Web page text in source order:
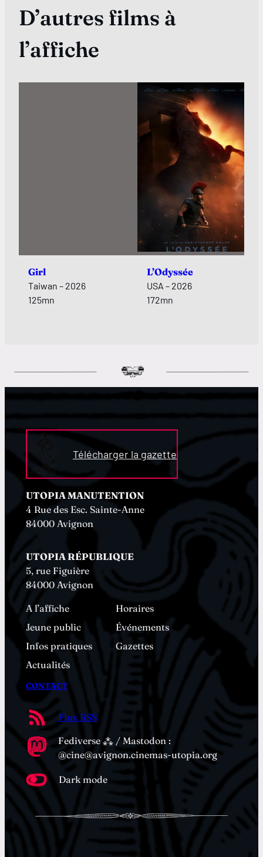
D’autres films à
l’affiche
Girl
Taiwan – 2026
125mn
L’Odyssée
USA – 2026
172mn
Télécharger la gazette
UTOPIA MANUTENTION
4 Rue des Esc. Sainte-Anne
84000 Avignon
UTOPIA RÉPUBLIQUE
5, rue Figuière
84000 Avignon
A l’affiche
Horaires
Jeune public
Événements
Infos pratiques
Gazettes
Actualités
CONTACT
Flux RSS
Fediverse ⁂ / Mastodon :
@cine@avignon.cinemas-utopia.org
Dark mode